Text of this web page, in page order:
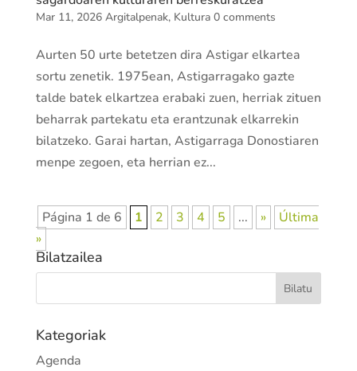
Mar 11, 2026 Argitalpenak, Kultura 0 comments
Aurten 50 urte betetzen dira Astigar elkartea
sortu zenetik. 1975ean, Astigarragako gazte
talde batek elkartzea erabaki zuen, herriak zituen
beharrak partekatu eta erantzunak elkarrekin
bilatzeko. Garai hartan, Astigarraga Donostiaren
menpe zegoen, eta herrian ez...
Página 1 de 6 1 2 3 4 5 ... »
Última
»
Bilatzailea
Kategoriak
Agenda